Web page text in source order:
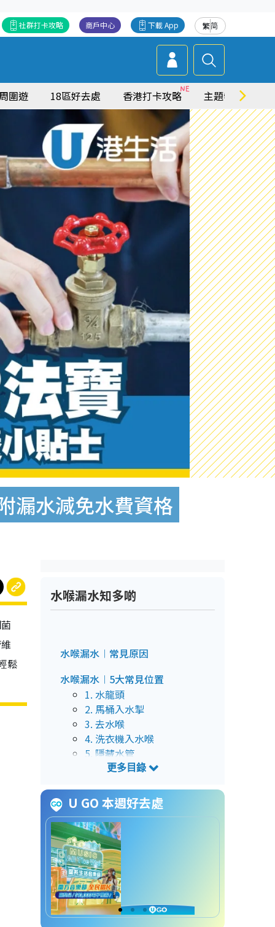
繁简
下載 App
商戶中心
社群打卡攻略
圍遊 18區好去處 香港打卡攻略 主題特集
漏水減免水費資格
鬆
水喉漏水知多啲
水喉漏水︱常見原因
水喉漏水︱5大常見位置
1. 水龍頭
2. 馬桶入水掣
3. 去水喉
4. 洗衣機入水喉
5. 隱藏水管
檢查方法︱外置式水喉漏水
檢查方法︱隱藏式水喉漏水
水喉漏水︱刑罰條例
水喉漏水︱維修方法
水喉漏水維修方法︱1. 水喉
膠布
水喉漏水維修方法︱2. 塑鋼
土「鋼膠」
U GO 本週好去處